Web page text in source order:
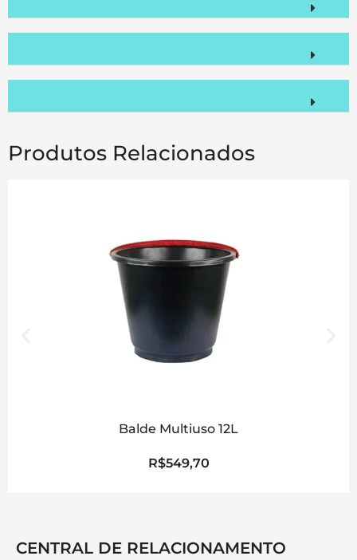
Produtos Relacionados
Balde Multiuso 12L
R$549,70
CENTRAL DE RELACIONAMENTO